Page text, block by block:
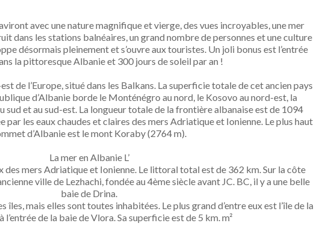
avec une nature magnifique et vierge, des vues incroyables, une mer
dans les stations balnéaires, un grand nombre de personnes et une culture
désormais pleinement et s’ouvre aux touristes. Un joli bonus est l’entrée
la pittoresque Albanie et 300 jours de soleil par an !
est de l’Europe, situé dans les Balkans. La superficie totale de cet ancien pays
d’Albanie borde le Monténégro au nord, le Kosovo au nord-est, la
sud et au sud-est. La longueur totale de la frontière albanaise est de 1094
par les eaux chaudes et claires des mers Adriatique et Ionienne. Le plus haut
d’Albanie est le mont Koraby (2764 m).
La mer en Albanie L’
des mers Adriatique et Ionienne. Le littoral total est de 362 km. Sur la côte
ville de Lezhachi, fondée au 4ème siècle avant JC. BC, il y a une belle
baie de Drina.
îles, mais elles sont toutes inhabitées. Le plus grand d’entre eux est l’île de la
l’entrée de la baie de Vlora. Sa superficie est de 5 km. m²